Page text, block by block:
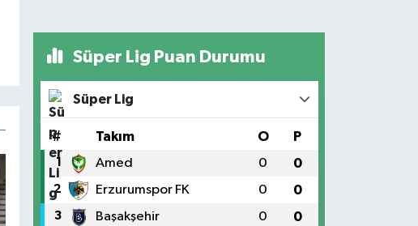
Süper Lig Puan Durumu
Süper Lig
# Takım O P
1 Amed 0 0
2 Erzurumspor FK 0 0
3 Başakşehir 0 0